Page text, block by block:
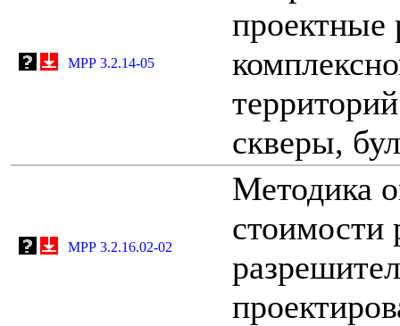
МРР 3.2.14-05
проектные
скверы,
МРР 3.2.16.02-02
Методика
стоимости